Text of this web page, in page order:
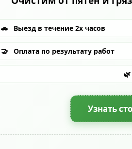
🚗 Выезд в течение 2х часов
🤝 Оплата по результату работ
🌿
Узнать